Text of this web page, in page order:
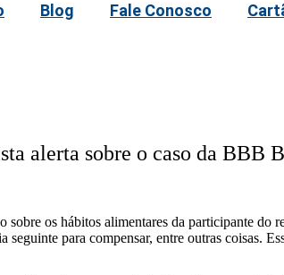
Blog Fale Conosco
alerta sobre o caso da BBB
os hábitos alimentares da participante
para compensar, entre outras coisas.